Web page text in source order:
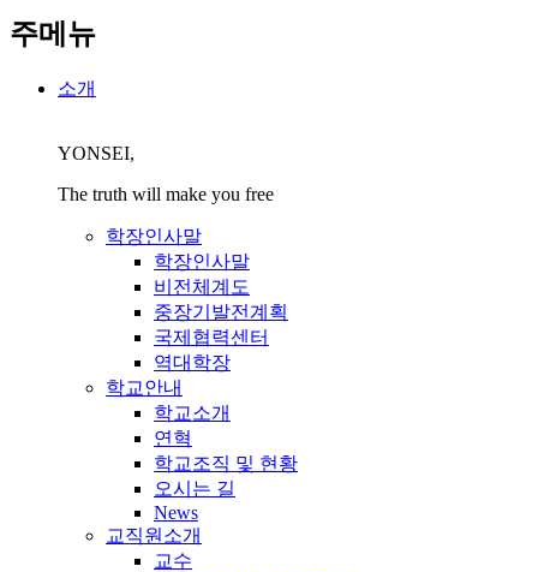
주메뉴
소개
YONSEI,
The truth will make you free
학장인사말
학장인사말
비전체계도
중장기발전계획
국제협력센터
역대학장
학교안내
학교소개
연혁
학교조직 및 현황
오시는 길
News
교직원소개
교수